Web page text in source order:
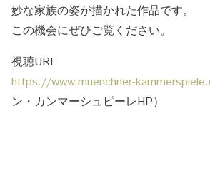
妙な家族の姿が描かれた作品です。
この機会にぜひご覧ください。
視聴URL
https://www.muenchner-
ン・カンマーシュピーレHP）